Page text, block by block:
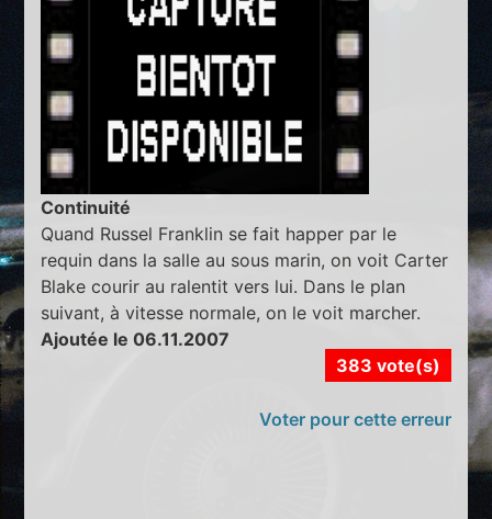
Continuité
Quand Russel Franklin se fait happer par le
requin dans la salle au sous marin, on voit Carter
Blake courir au ralentit vers lui. Dans le plan
suivant, à vitesse normale, on le voit marcher.
Ajoutée le 06.11.2007
383 vote(s)
Voter pour cette erreur